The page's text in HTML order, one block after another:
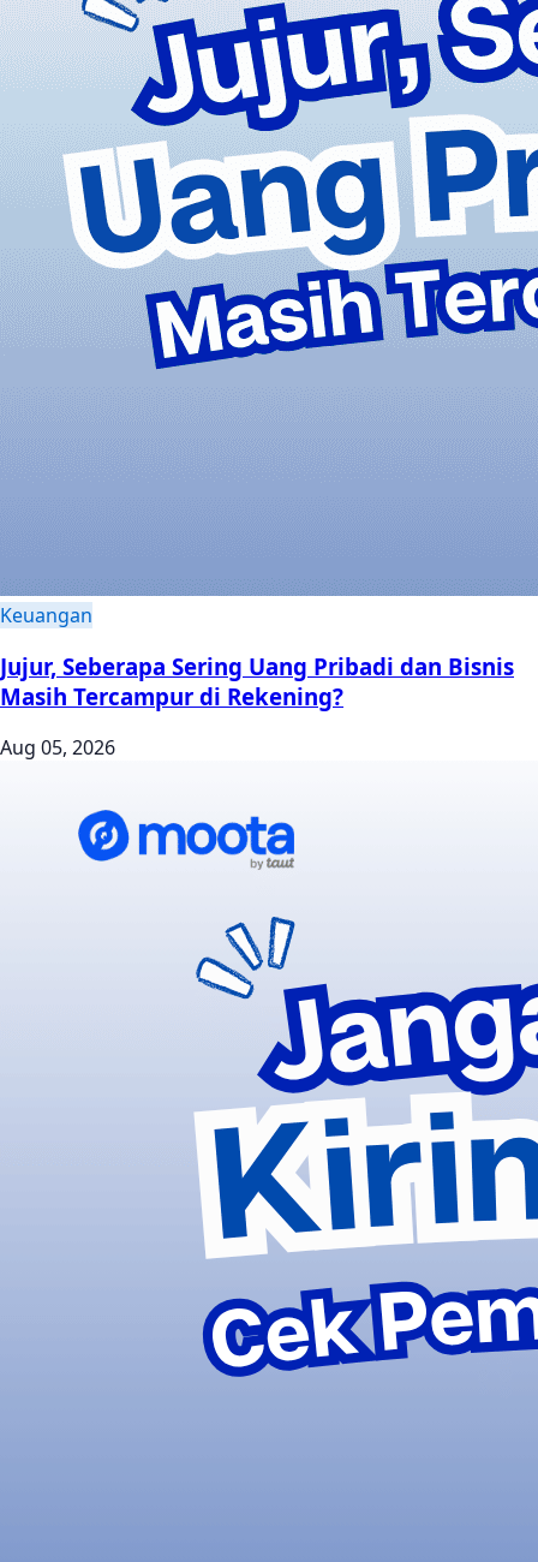
Keuangan
Jujur, Seberapa Sering Uang Pribadi dan Bisnis
Masih Tercampur di Rekening?
Aug 05, 2026